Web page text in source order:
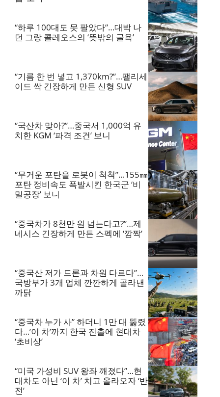
“하루 100대도 못 팔았다”…대박 나
던 그랑 콜레오스의 ‘뜻밖의 굴욕’
“기름 한 번 넣고 1,370km?”…팰리세
이드 싹 긴장하게 만든 신형 SUV
“국산차 맞아?”…중국서 1,000억 유
치한 KGM ‘파격 조건’ 보니
“무거운 포탄을 로봇이 척척”…155㎜
포탄 정비속도 폭발시킨 한국군 ‘비
밀공장’ 보니
“중국차가 8천만 원 넘는다고?”…제
네시스 긴장하게 만든 스펙에 ‘깜짝’
“중국산 저가 드론과 차원 다르다”…
국방부가 3개 업체 깐깐하게 골라낸
까닭
“중국차 누가 사” 하더니 1만 대 뚫렸
다…’이 차’까지 한국 진출에 현대차
‘초비상’
“미국 가성비 SUV 왕좌 깨졌다”…현
대차도 아닌 ‘이 차’ 치고 올라오자 ‘반
전’